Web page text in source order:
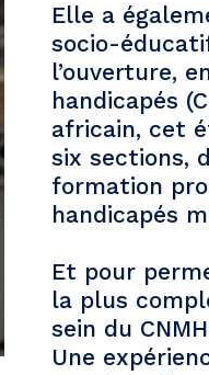
Elle a
socio-
l’ouverture,
handicapés
africain, cet
six sections,
formation
handicapés
Et pour
la plus
sein du
Une